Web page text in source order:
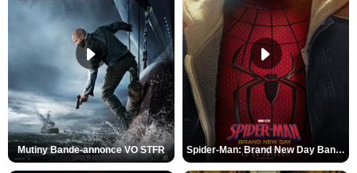
Mutiny Bande-annonce VO STFR Spider-Man: Brand New Day Bande-annonce VO STFR